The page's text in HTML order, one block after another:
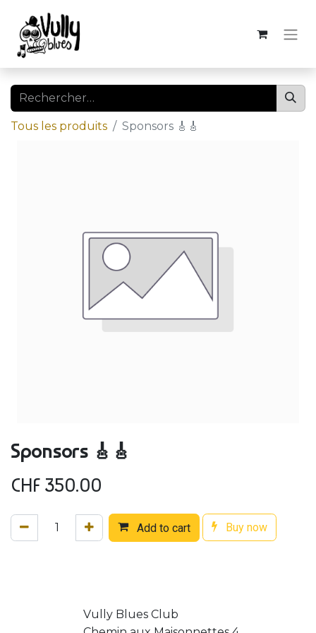
Tous les produits Sponsors 🎸🎸
Sponsors 🎸🎸
CHF 350.00
Add to cart Buy now
Vully Blues Club